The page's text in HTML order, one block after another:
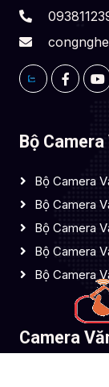
Bộ
Bộ Camera
Bộ Camera
Bộ Camera
Bộ Camera
Bộ Camera
Camera